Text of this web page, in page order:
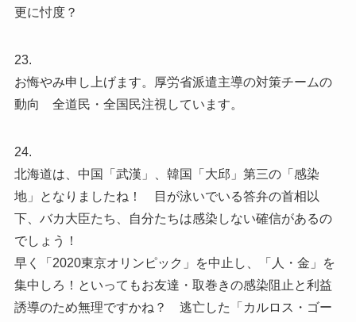
更に忖度？
23.
お悔やみ申し上げます。厚労省派遣主導の対策チームの
動向 全道民・全国民注視しています。
24.
北海道は、中国「武漢」、韓国「大邱」第三の「感染
地」となりましたね！ 目が泳いでいる答弁の首相以
下、バカ大臣たち、自分たちは感染しない確信があるの
でしょう！
早く「2020東京オリンピック」を中止し、「人・金」を
集中しろ！といってもお友達・取巻きの感染阻止と利益
誘導のため無理ですかね？ 逃亡した「カルロス・ゴー